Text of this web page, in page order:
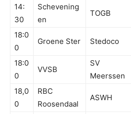
14:
30
Schevening
en
TOGB
18:0
0
Groene Ster Stedoco
18:0
0
VVSB
SV
Meerssen
18,0
0
RBC
Roosendaal
ASWH